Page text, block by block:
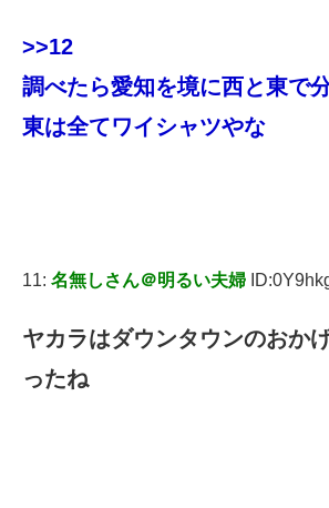
>>12
調べたら愛知を境に西と東で
東は全てワイシャツやな
11: 名無しさん＠明るい夫婦
ヤカラはダウンタウンのおか
ったね